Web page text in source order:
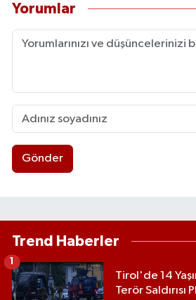
Yorumlar
Gönder
Trend Haberler
Tirol'de 14
Terör Saldırısı
1